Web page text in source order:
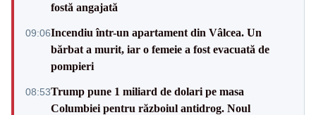
fostă angajată
09:06Incendiu într-un apartament din Vâlcea. Un
bărbat a murit, iar o femeie a fost evacuată de
pompieri
08:53Trump pune 1 miliard de dolari pe masa
Columbiei pentru războiul antidrog. Noul